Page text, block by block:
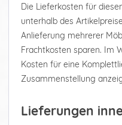
Die Lieferkosten für
unterhalb des
Anlieferung mehrerer
Frachtkosten sparen. Im
Kosten für eine
Zusammenstellung
Lieferungen